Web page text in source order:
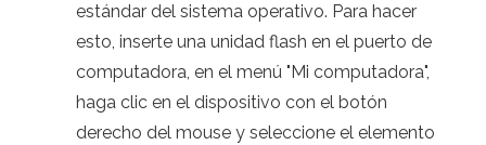
estándar del sistema operativo. Para hacer
esto, inserte una unidad flash en el puerto de
computadora, en el menú "Mi computadora",
haga clic en el dispositivo con el botón
derecho del mouse y seleccione el elemento